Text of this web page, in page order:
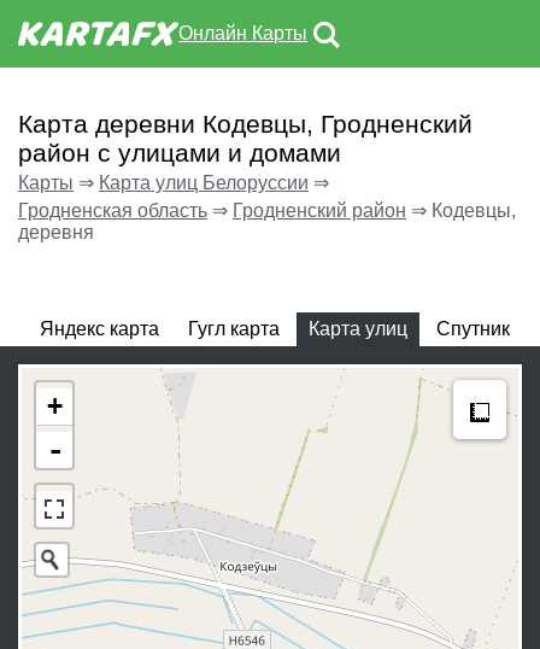
Онлайн Карты
Карта деревни Кодевцы, Гродненский
район с улицами и домами
Карты ⇒ Карта улиц Белоруссии ⇒
Гродненская область ⇒ Гродненский район ⇒ Кодевцы,
деревня
Яндекс карта Гугл карта Карта улиц Спутник
+
-